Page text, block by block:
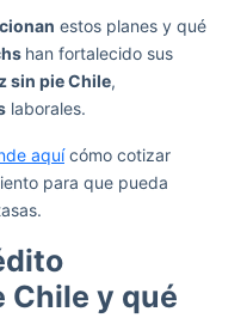
estos planes y qué
han fortalecido sus
sin pie Chile,
laborales.
aquícómo cotizar
para que pueda
Chile y qué